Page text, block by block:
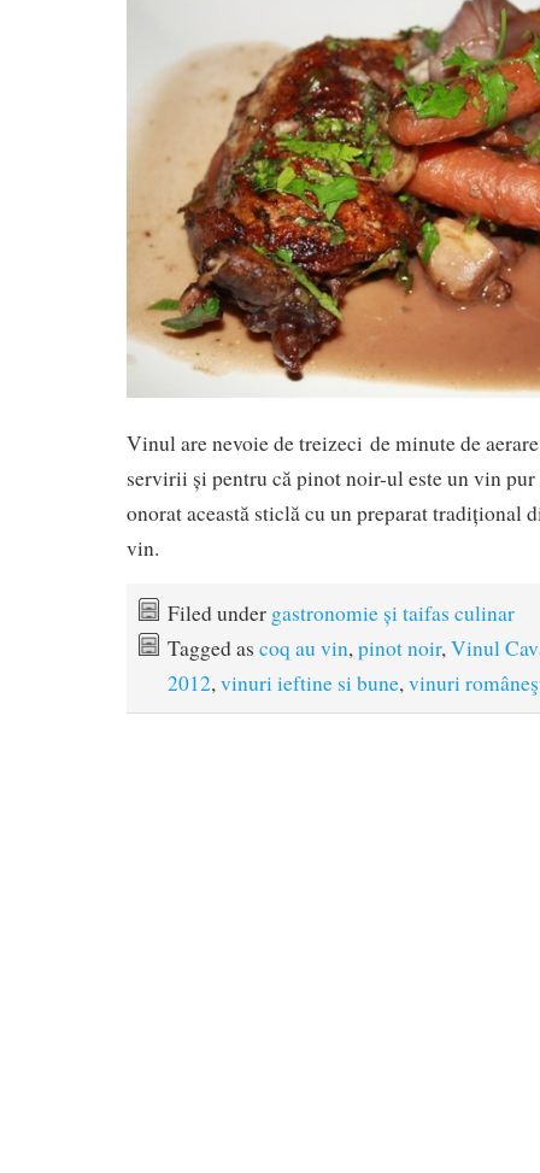
Vinul are nevoie de treizeci de minute de
servirii și pentru că pinot noir-ul este un vin pur
onorat această sticlă cu un preparat tradițional
vin.
Filed under gastronomie și taifas culinar
Tagged as coq au vin,pinot noir,Vinul
2012,vinuri ieftine si bune,vinuri